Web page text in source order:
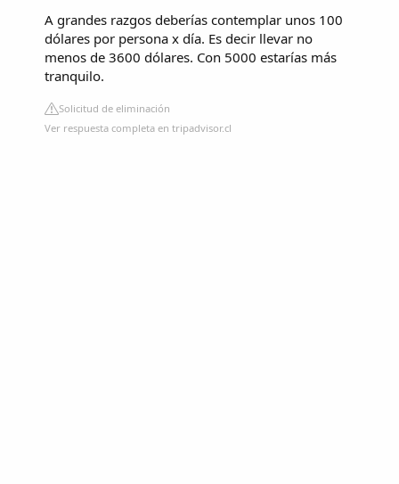
A grandes razgos deberías contemplar unos 100
dólares por persona x día. Es decir llevar no
menos de 3600 dólares. Con 5000 estarías más
tranquilo.
Solicitud de eliminación
Ver respuesta completa en tripadvisor.cl